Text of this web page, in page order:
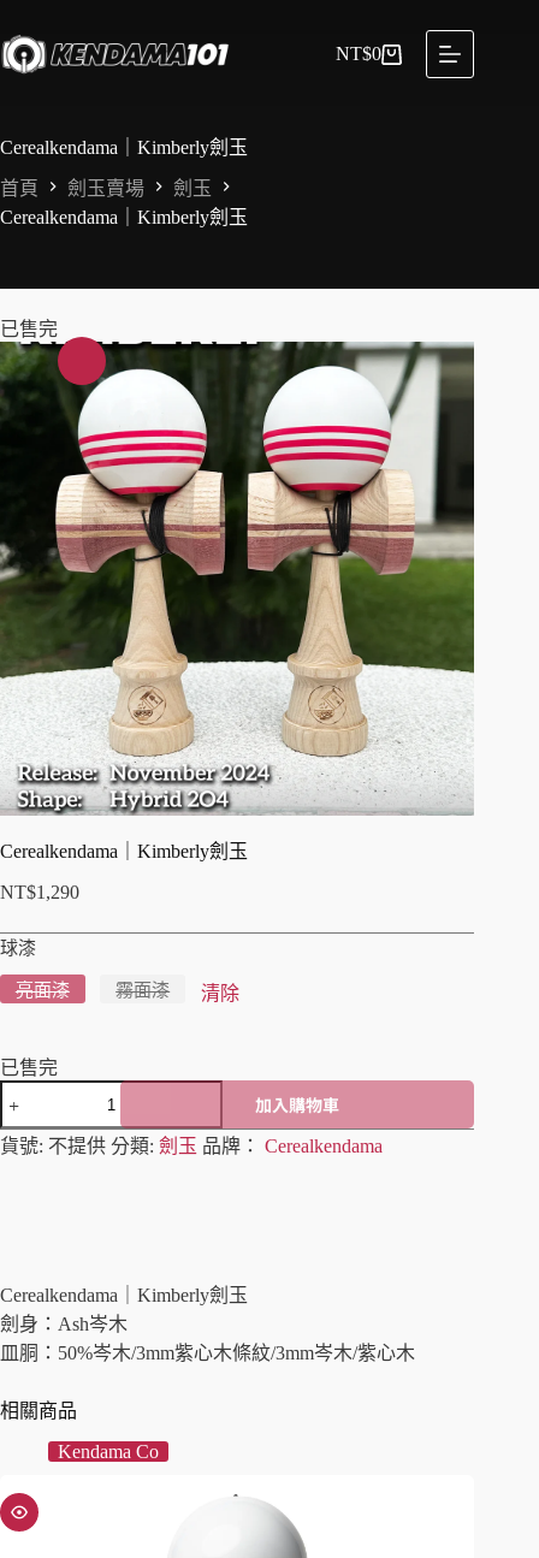
NT$0
Cerealkendama｜Kimberly劍玉
首頁
劍玉賣場
劍玉
Cerealkendama｜Kimberly劍玉
已售完
Cerealkendama｜Kimberly劍玉
NT$1,290
球漆
亮面漆 霧面漆 清除
已售完
加入購物車
A
l
t
i
v
e
貨號: 不提供 分類: 劍玉 品牌： Cerealkendama
Cerealkendama｜Kimberly劍玉
劍身：Ash岑木
皿胴：50%岑木/3mm紫心木條紋/3mm岑木/紫心木
相關商品
Kendama Co